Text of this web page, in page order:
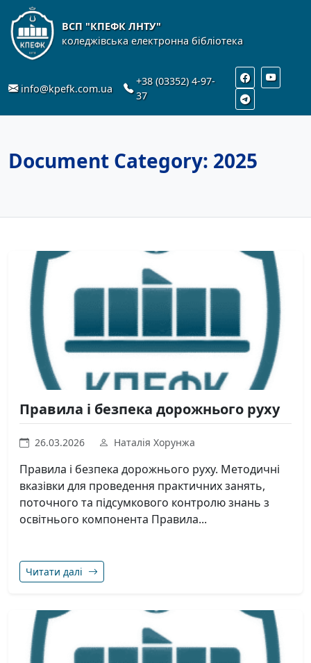
ВСП "КПЕФК ЛНТУ"
коледжівська електронна бібліотека
info@kpefk.com.ua
+38 (03352) 4-97-
37
Document Category: 2025
Правила і безпека дорожнього руху
26.03.2026 Наталія Хорунжа
Правила і безпека дорожнього руху. Методичні
вказівки для проведення практичних занять,
поточного та підсумкового контролю знань з
освітнього компонента Правила...
Читати далі